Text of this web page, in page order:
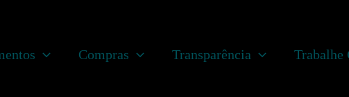
Compras Transparência Trabalhe